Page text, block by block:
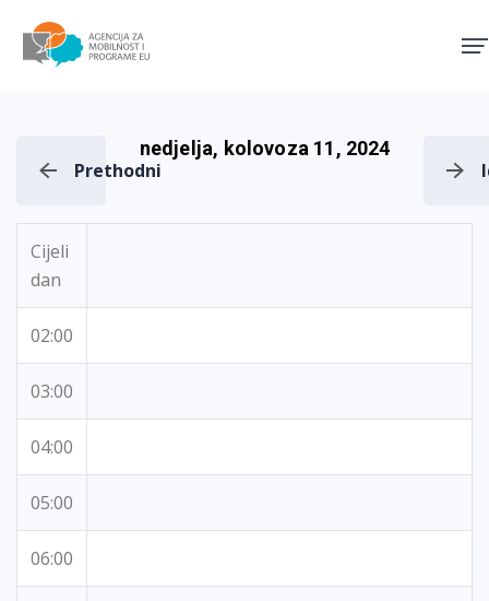
Prethodni
nedjelja, kolovoza 11, 2024
Cijeli
dan
02:00
03:00
04:00
05:00
06:00